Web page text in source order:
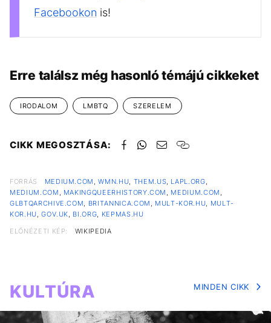
Facebookon is!
Erre találsz még hasonló témájú cikkeket
IRODALOM LMBTQ SZERELEM
CIKK MEGOSZTÁSA:
FORRÁS MEDIUM.COM ,WMN.HU, THEM.US, LAPL.ORG,
MEDIUM.COM , MAKINGQUEERHISTORY.COM , MEDIUM.COM ,
GLBTQARCHIVE.COM, BRITANNICA.COM , MULT-KOR.HU, MULT-
KOR.HU,GOV.UK, BI.ORG, KEPMAS.HU
ELŐNÉZETI KÉP:
WIKIPEDIA
KULTÚRA MINDEN CIKK